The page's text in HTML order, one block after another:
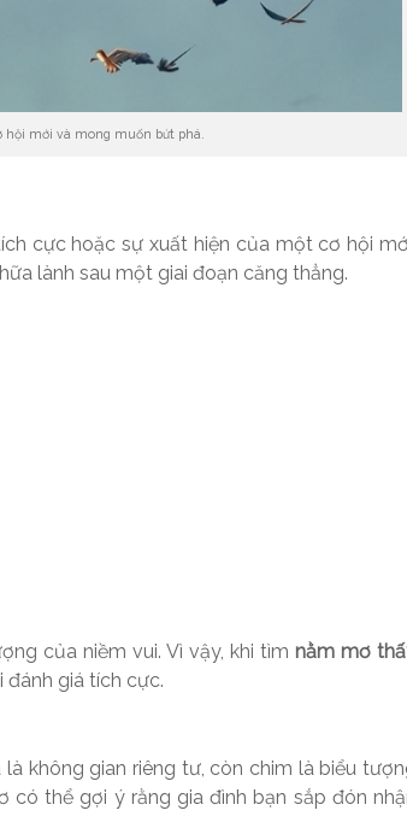
mới và mong muốn bứt phá.
cực hoặc sự xuất hiện của một cơ hội
lành sau một giai đoạn căng thẳng.
của niềm vui. Vì vậy, khi tìm nằm mơ
giá tích cực.
không gian riêng tư, còn chim là biểu
có thể gợi ý rằng gia đình bạn sắp đón